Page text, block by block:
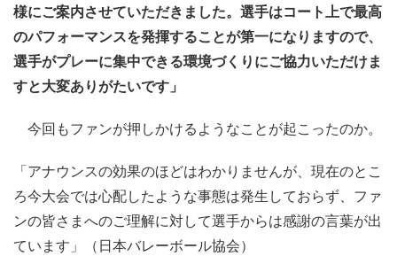
様にご案内させていただきました。選手はコート上で最高
のパフォーマンスを発揮することが第一になりますので、
選手がプレーに集中できる環境づくりにご協力いただけま
すと大変ありがたいです」
今回もファンが押しかけるようなことが起こったのか。
「アナウンスの効果のほどはわかりませんが、現在のとこ
ろ今大会では心配したような事態は発生しておらず、ファ
ンの皆さまへのご理解に対して選手からは感謝の言葉が出
ています」（日本バレーボール協会）